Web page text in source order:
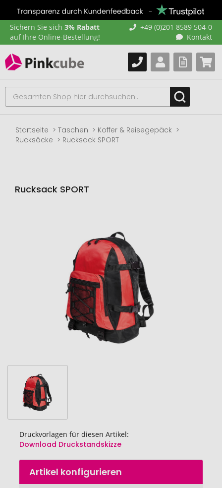
Sichern Sie sich 3% Rabatt
auf Ihre Online-Bestellung!
+49 (0)201 8589 504-0
Kontakt
Startseite Taschen
Koffer & Reisegepäck
Rucksäcke
Rucksack SPORT
Rucksack SPORT
Druckvorlagen für diesen Artikel:
Download Druckstandskizze
Zum
AnfangArtikel konfigurieren